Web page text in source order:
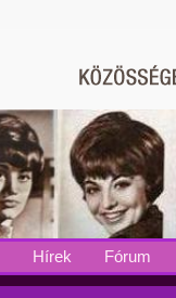
Hírek Fórum